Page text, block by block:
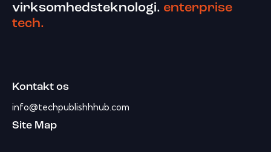
virksomhedsteknologi. enterprise
tech.
Kontakt os
info@techpublishhhub.com
Site Map